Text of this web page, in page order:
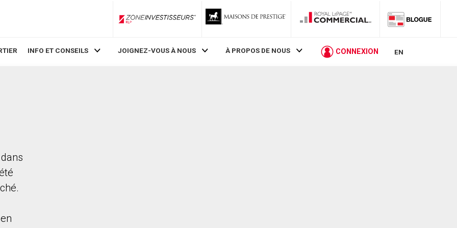
ZoneInvestisseurs RLP
INFO ET CONSEILS JOIGNEZ-VOUS À NOUS À PROPOS DE NOUS CONNEXION EN